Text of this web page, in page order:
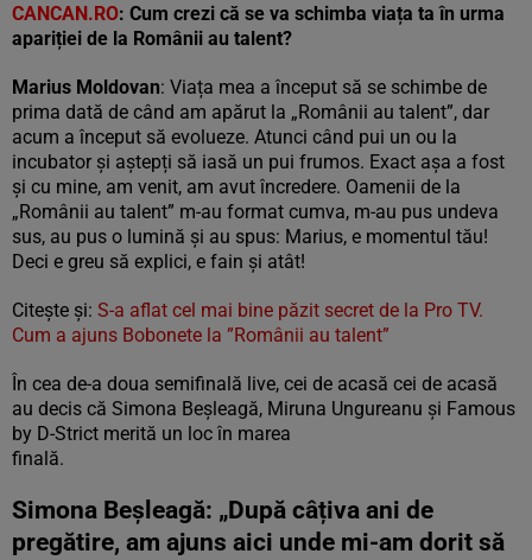
CANCAN.RO: Cum crezi că se va schimba viața ta în urma
apariției de la Românii au talent?
Marius Moldovan: Viața mea a început să se schimbe de
prima dată de când am apărut la „Românii au talent”, dar
acum a început să evolueze. Atunci când pui un ou la
incubator și aștepți să iasă un pui frumos. Exact așa a fost
și cu mine, am venit, am avut încredere. Oamenii de la
„Românii au talent” m-au format cumva, m-au pus undeva
sus, au pus o lumină și au spus: Marius, e momentul tău!
Deci e greu să explici, e fain și atât!
Citește și: S-a aflat cel mai bine păzit secret de la Pro TV.
Cum a ajuns Bobonete la ”Românii au talent”
În cea de-a doua semifinală live, cei de acasă cei de acasă
au decis că Simona Beșleagă, Miruna Ungureanu și Famous
by D-Strict merită un loc în marea
finală.
Simona Beșleagă: „După câțiva ani de
pregătire, am ajuns aici unde mi-am dorit să